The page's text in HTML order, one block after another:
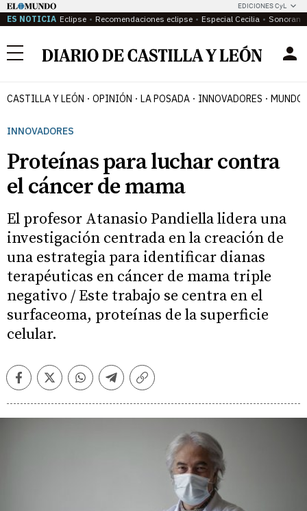
EDICIONES CyL
ES NOTICIA Eclipse Recomendaciones eclipse Especial Cecilia
Menú
CASTILLA Y LEÓN OPINIÓN LA POSADA INNOVADORES MUNDO
INNOVADORES
Proteínas para luchar contra
el cáncer de mama
El profesor Atanasio Pandiella lidera una
investigación centrada en la creación de
una estrategia para identificar dianas
terapéuticas en cáncer de mama triple
negativo / Este trabajo se centra en el
surfaceoma, proteínas de la superficie
celular.
FacebookTwitterWhatsappTelegramCopiar